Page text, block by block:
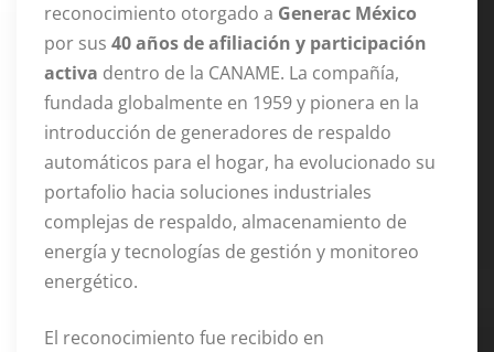
reconocimiento otorgado a Generac México
por sus 40 años de afiliación y participación
activa dentro de la CANAME. La compañía,
fundada globalmente en 1959 y pionera en la
introducción de generadores de respaldo
automáticos para el hogar, ha evolucionado su
portafolio hacia soluciones industriales
complejas de respaldo, almacenamiento de
energía y tecnologías de gestión y monitoreo
energético.
El reconocimiento fue recibido en